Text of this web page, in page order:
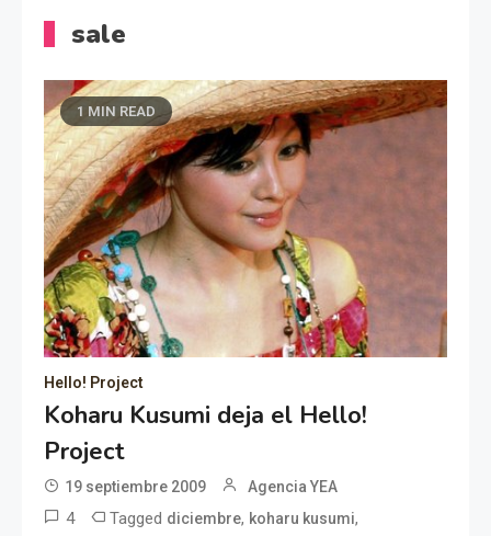
sale
1 MIN READ
Hello! Project
Koharu Kusumi deja el Hello!
Project
19 septiembre 2009 Agencia YEA
4 Tagged diciembre, koharu kusumi,